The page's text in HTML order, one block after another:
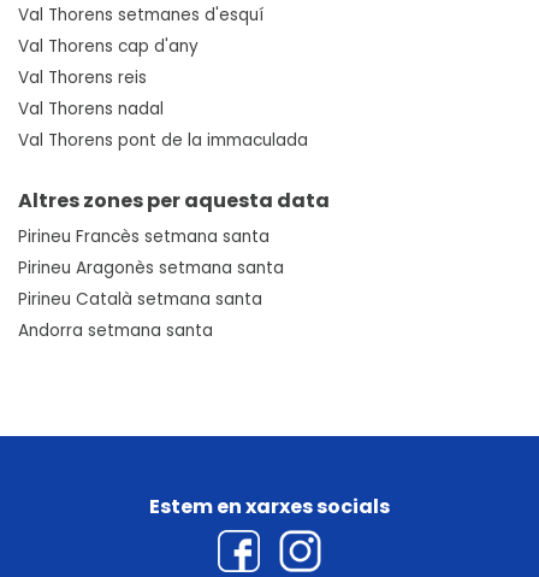
Val Thorens setmanes d'esquí
Val Thorens cap d'any
Val Thorens reis
Val Thorens nadal
Val Thorens pont de la immaculada
Altres zones per aquesta data
Pirineu Francès setmana santa
Pirineu Aragonès setmana santa
Pirineu Català setmana santa
Andorra setmana santa
Estem en xarxes socials